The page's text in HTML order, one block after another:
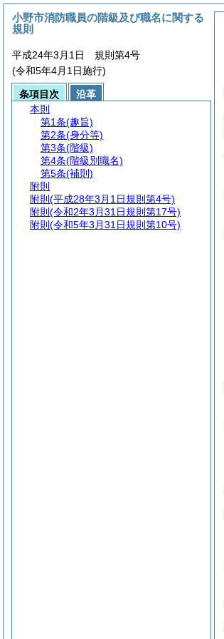
小野市消防職員の階級及び職名に関する
規則
平成24年3月1日 規則第4号
(令和5年4月1日施行)
条項目次
沿革
本則
第1条(趣旨)
第2条(身分等)
第3条(階級)
第4条(階級別職名)
第5条(補則)
附則
附則 (平成28年3月1日規則第4号)
附則 (令和2年3月31日規則第17号)
附則 (令和5年3月31日規則第10号)